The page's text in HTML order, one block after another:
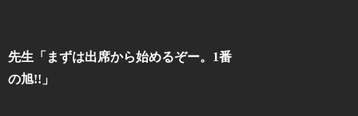
先生「まずは出席から始めるぞー。1番
の旭!!」